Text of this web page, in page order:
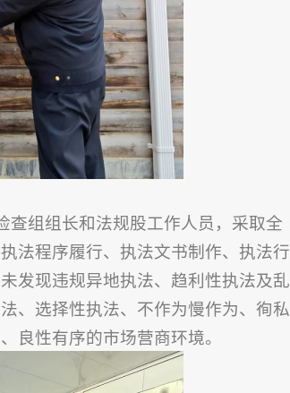
组组长和法规股工作人员，采取全
法程序履行、执法文书制作、执法行
发现违规异地执法、趋利性执法及乱
、选择性执法、不作为慢作为、徇私
良性有序的市场营商环境。